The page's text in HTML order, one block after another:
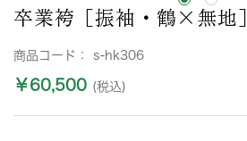
卒業袴［振袖・鶴×無地］
商品コード： s-hk306
￥60,500 (税込)